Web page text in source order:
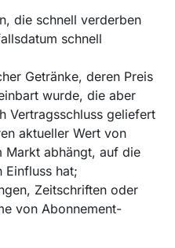
die schnell verderben
schnell
Getränke, deren Preis
wurde, die aber
Vertragsschluss geliefert
aktueller Wert von
Markt abhängt, auf die
Einfluss hat;
Zeitschriften oder
von Abonnement-